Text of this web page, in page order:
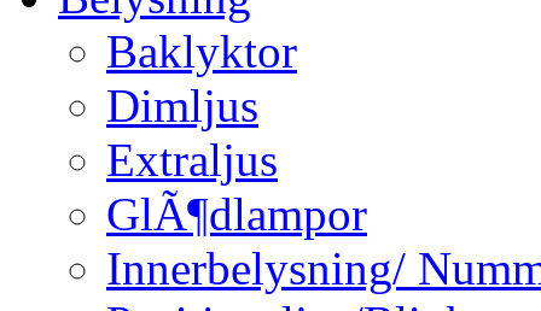
Baklyktor
Dimljus
Extraljus
GlÃ¶dlampor
Innerbelysning/